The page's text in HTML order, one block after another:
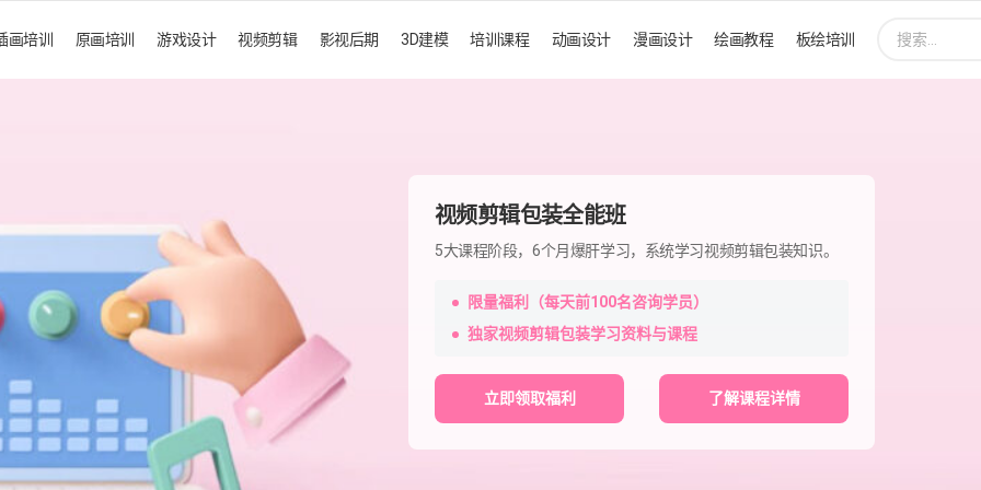
画培训 原画培训 游戏设计 视频剪辑 影视后期 3D建模 培训课程 动画设计 漫画设计 绘画教程 板绘培训
视频剪辑包装全能班
5大课程阶段，6个月爆肝学习，系统学习视频剪辑包装知识。
限量福利（每天前100名咨询学员）
独家视频剪辑包装学习资料与课程
立即领取福利 了解课程详情